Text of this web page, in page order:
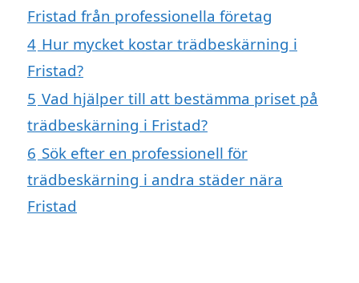
Fristad från professionella företag
4 Hur mycket kostar trädbeskärning i
Fristad?
5 Vad hjälper till att bestämma priset på
trädbeskärning i Fristad?
6 Sök efter en professionell för
trädbeskärning i andra städer nära
Fristad